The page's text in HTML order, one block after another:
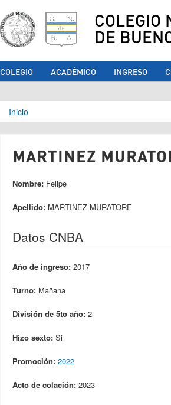
COLEGIO
DE
COLEGIO ACADÉMICO INGRESO
Se encuentra usted
Inicio
MARTINEZ
Nombre: Felipe
Apellido: MARTINEZ MURATORE
Datos CNBA
Año de ingreso: 2017
Turno: Mañana
División de 5to año: 2
Hizo sexto: Si
Promoción: 2022
Acto de colación: 2023